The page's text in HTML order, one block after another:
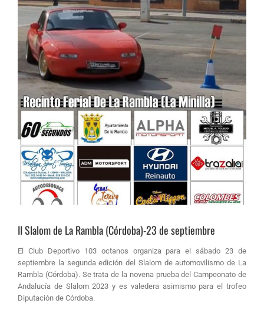
II Slalom de La Rambla (Córdoba)-23 de septiembre
El Club Deportivo 103 octanos organiza para el sábado 23 de
septiembre la segunda edición del Slalom de automovilismo de La
Rambla (Córdoba). Se trata de la novena prueba del Campeonato de
Andalucía de Slalom 2023 y es valedera asimismo para el trofeo
Diputación de Córdoba.